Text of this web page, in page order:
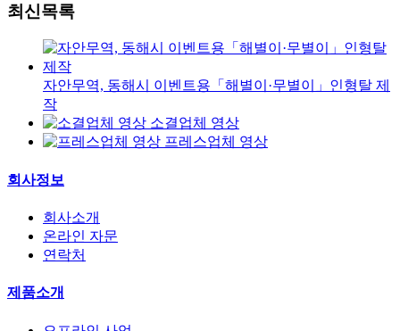
최신목록
자안무역, 동해시 이벤트용「해별이·무별이」인형탈 제
작
소결업체 영상
프레스업체 영상
회사정보
회사소개
온라인 자문
연락처
제품소개